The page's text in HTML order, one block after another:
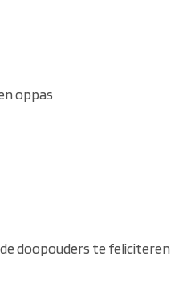
oppas
doopouders te feliciteren